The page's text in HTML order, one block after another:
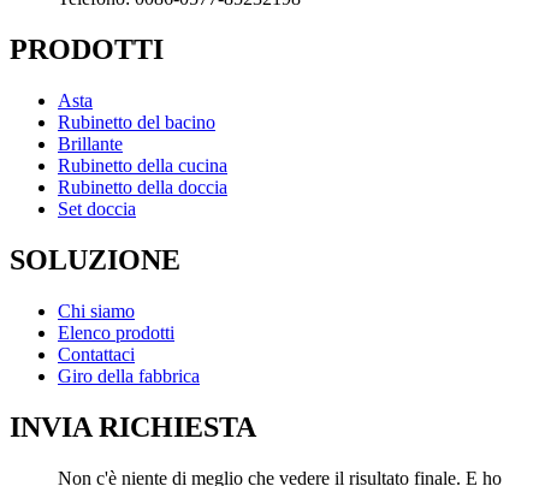
PRODOTTI
Asta
Rubinetto del bacino
Brillante
Rubinetto della cucina
Rubinetto della doccia
Set doccia
SOLUZIONE
Chi siamo
Elenco prodotti
Contattaci
Giro della fabbrica
INVIA RICHIESTA
Non c'è niente di meglio che vedere il risultato finale. E ho